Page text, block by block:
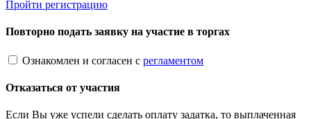
Пройти регистрацию
Повторно подать заявку на участие в торгах
Ознакомлен и согласен с регламентом
Отказаться от участия
Если Вы уже успели сделать оплату задатка, то выплаченная